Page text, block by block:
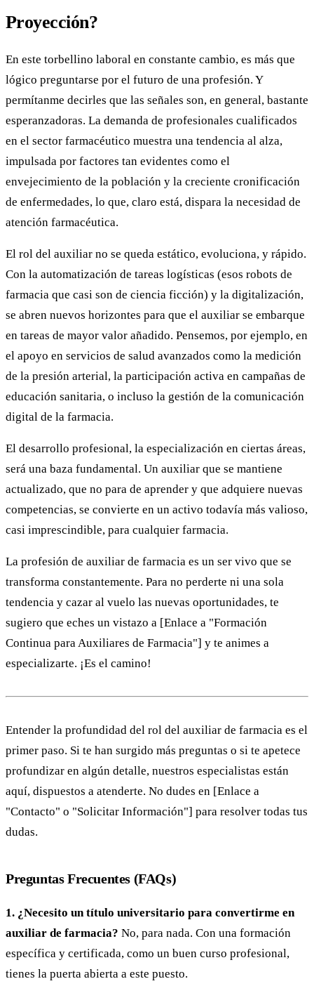
Proyección?
En este torbellino laboral en constante cambio, es más que
lógico preguntarse por el futuro de una profesión. Y
permítanme decirles que las señales son, en general, bastante
esperanzadoras. La demanda de profesionales cualificados
en el sector farmacéutico muestra una tendencia al alza,
impulsada por factores tan evidentes como el
envejecimiento de la población y la creciente cronificación
de enfermedades, lo que, claro está, dispara la necesidad de
atención farmacéutica.
El rol del auxiliar no se queda estático, evoluciona, y rápido.
Con la automatización de tareas logísticas (esos robots de
farmacia que casi son de ciencia ficción) y la digitalización,
se abren nuevos horizontes para que el auxiliar se embarque
en tareas de mayor valor añadido. Pensemos, por ejemplo, en
el apoyo en servicios de salud avanzados como la medición
de la presión arterial, la participación activa en campañas de
educación sanitaria, o incluso la gestión de la comunicación
digital de la farmacia.
El desarrollo profesional, la especialización en ciertas áreas,
será una baza fundamental. Un auxiliar que se mantiene
actualizado, que no para de aprender y que adquiere nuevas
competencias, se convierte en un activo todavía más valioso,
casi imprescindible, para cualquier farmacia.
La profesión de auxiliar de farmacia es un ser vivo que se
transforma constantemente. Para no perderte ni una sola
tendencia y cazar al vuelo las nuevas oportunidades, te
sugiero que eches un vistazo a [Enlace a "Formación
Continua para Auxiliares de Farmacia"] y te animes a
especializarte. ¡Es el camino!
Entender la profundidad del rol del auxiliar de farmacia es el
primer paso. Si te han surgido más preguntas o si te apetece
profundizar en algún detalle, nuestros especialistas están
aquí, dispuestos a atenderte. No dudes en [Enlace a
"Contacto" o "Solicitar Información"] para resolver todas tus
dudas.
Preguntas Frecuentes (FAQs)
1. ¿Necesito un título universitario para convertirme en
auxiliar de farmacia? No, para nada. Con una formación
específica y certificada, como un buen curso profesional,
tienes la puerta abierta a este puesto.